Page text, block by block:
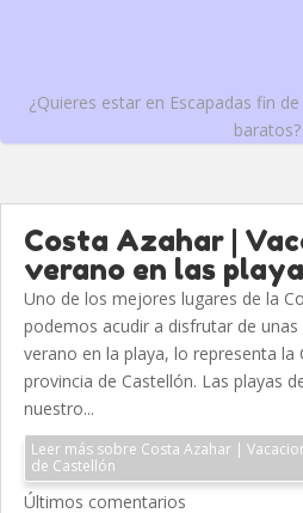
¿Quieres estar en Escapadas fin
baratos?
Costa Azahar |
verano en las
Uno de los mejores lugares de la
podemos acudir a disfrutar de
verano en la playa, lo representa la
provincia de Castellón. Las playas
nuestro...
Leer más sobre Costa Azahar |
de Castellón
Últimos comentarios